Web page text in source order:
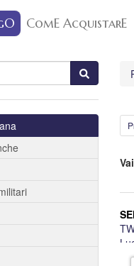
ComE AcquistarE